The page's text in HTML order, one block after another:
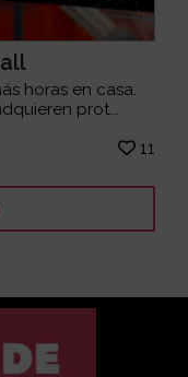
horas en casa.
prot...
11